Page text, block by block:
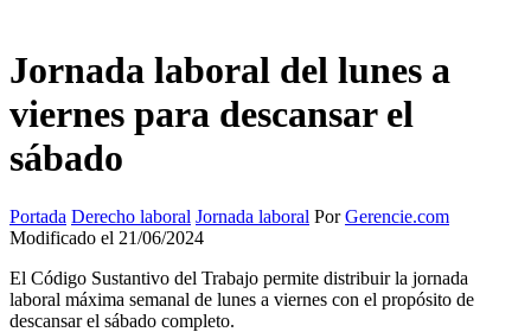
Jornada laboral del lunes a
viernes para descansar el
sábado
Portada Derecho laboral Jornada laboral PorGerencie.com
Modificado el 21/06/2024
El Código Sustantivo del Trabajo permite distribuir la jornada
laboral máxima semanal de lunes a viernes con el propósito de
descansar el sábado completo.